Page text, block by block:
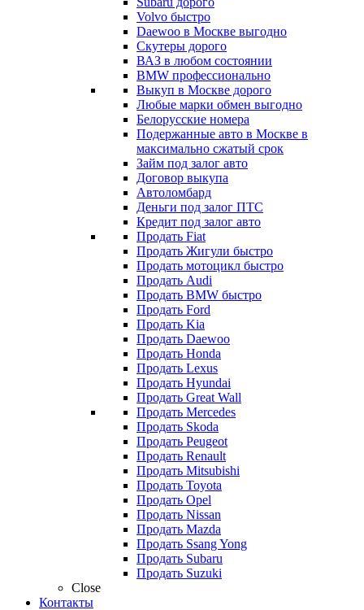
Volvo быстро
Daewoo в Москве выгодно
Скутеры дорого
ВАЗ в любом состоянии
BMW профессионально
Выкуп в Москве дорого
Любые марки обмен выгодно
Белорусские номера
Подержанные авто в Москве в
максимально сжатый срок
Займ под залог авто
Договор выкупа
Автоломбард
Деньги под залог ПТС
Кредит под залог авто
Продать Fiat
Продать Жигули быстро
Продать мотоцикл быстро
Продать Audi
Продать BMW быстро
Продать Ford
Продать Kia
Продать Daewoo
Продать Honda
Продать Lexus
Продать Hyundai
Продать Great Wall
Продать Mercedes
Продать Skoda
Продать Peugeot
Продать Renault
Продать Mitsubishi
Продать Toyota
Продать Opel
Продать Nissan
Продать Mazda
Продать Ssang Yong
Продать Subaru
Продать Suzuki
Close
Контакты